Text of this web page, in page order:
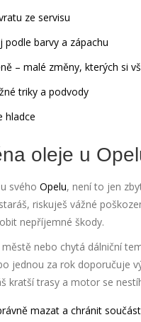
ze servisu
podle barvy a zápachu
– malé změny, kterých si
triky a podvody
hladce
oleje u
u svého Opelu, není to jen
riskuješ vážné
nepříjemné škody.
nebo chytá dálniční
jednou za rok doporučuje
kratší trasy a motor se
mazat a chránit